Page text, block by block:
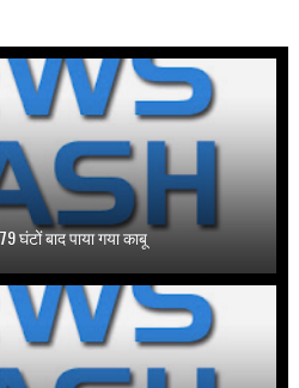
बाद पाया गया काबू